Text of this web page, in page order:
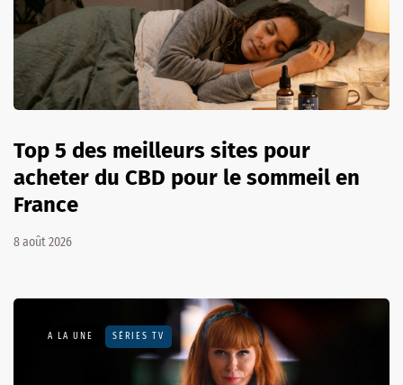
Top 5 des meilleurs sites pour
acheter du CBD pour le sommeil en
France
8 août 2026
A LA UNE SÉRIES TV